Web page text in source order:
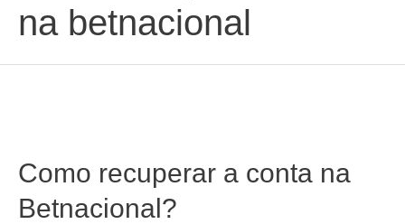
na betnacional
Como recuperar a conta na
Betnacional?